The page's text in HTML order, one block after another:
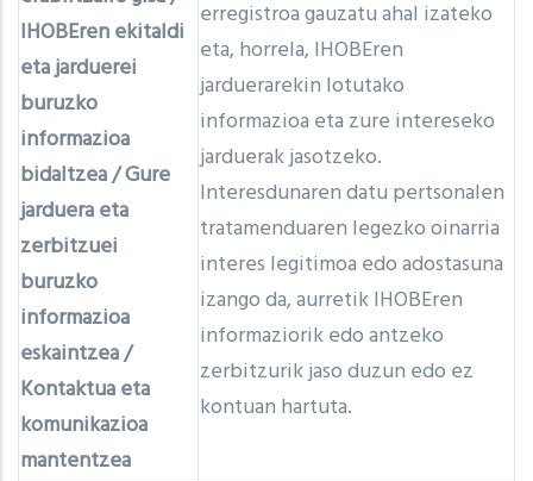
IHOBEren ekitaldi
eta jarduerei
buruzko
informazioa
bidaltzea / Gure
jarduera eta
zerbitzuei
buruzko
informazioa
eskaintzea /
Kontaktua eta
komunikazioa
mantentzea
erregistroa gauzatu ahal izateko
eta, horrela, IHOBEren
jarduerarekin lotutako
informazioa eta zure intereseko
jarduerak jasotzeko.
Interesdunaren datu pertsonalen
tratamenduaren legezko oinarria
interes legitimoa edo adostasuna
izango da, aurretik IHOBEren
informaziorik edo antzeko
zerbitzurik jaso duzun edo ez
kontuan hartuta.